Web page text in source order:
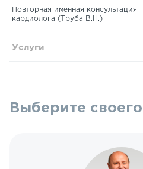
Повторная именная консультация
кардиолога (Труба В.Н.)
Услуги
Выберите